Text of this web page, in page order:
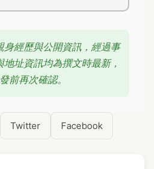
身經歷與公開資訊，經過事
址資訊均為撰文時最新，
前再次確認。
Twitter Facebook